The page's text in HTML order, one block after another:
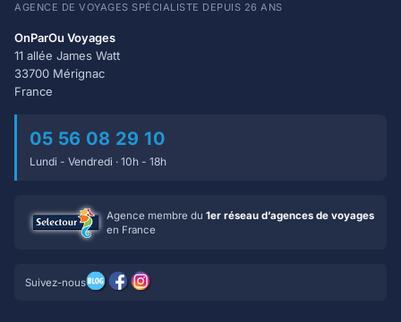
AGENCE DE VOYAGES SPÉCIALISTE DEPUIS 26 ANS
OnParOu Voyages
11 allée James Watt
33700 Mérignac
France
05 56 08 29 10
Lundi - Vendredi · 10h - 18h
Agence membre du 1er réseau d’agences de voyages
en France
Suivez-nous